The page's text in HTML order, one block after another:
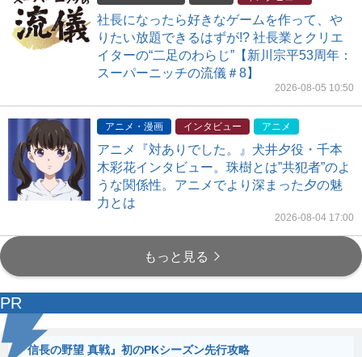
社長になったら好きなゲームを作って、や
りたい放題できるはずが!? 社長業とクリエ
イターの“二足のわらじ”【新川宗平53周年：
スーパーニッチの流儀＃8】
2026-08-05 10:50
アニメ・漫画 インタビュー アニメ
アニメ『対ありでした。』犬井夕役・千本
木彩花インタビュー。珠樹とは”共犯者”のよ
うな関係性。アニメでより深まった夕の魅
力とは
2026-08-04 17:00
もっと見る
PR
『信長の野望 真戦』初のPKシーズン先行攻略